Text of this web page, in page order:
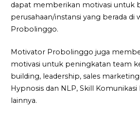
dapat memberikan motivasi untuk
perusahaan/instansi yang berada di
Probolinggo.
Motivator Probolinggo juga
motivasi untuk peningkatan team
building, leadership, sales
Hypnosis dan NLP, Skill Komunikasi
lainnya.